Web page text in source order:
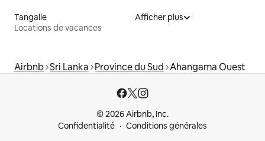
Tangalle
Locations de vacances
Afficher plus
Airbnb Sri Lanka Province du Sud Ahangama Ouest
© 2026 Airbnb, Inc.
Confidentialité
Conditions générales